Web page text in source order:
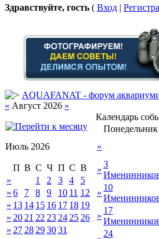
Здравствуйте, гость ( Вход |
AQUAFANAT - форум
« Август 2026 »
Июль 2026
П В С Ч П С В
»
1 2 3 4
5
» 6 7 8 9 10 11 12
» 13 14 15 16 17 18 19
» 20 21 22 23 24 25 26
» 27 28 293031
Календарь
Понедельник
»
»
3
»
10
»
17
24